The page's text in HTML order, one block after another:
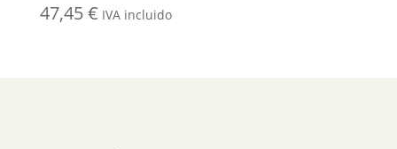
47,45€ IVA incluido